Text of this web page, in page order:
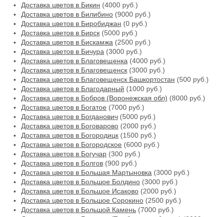
Доставка цветов в Бикин (4000 руб.)
Доставка цветов в Билибино (9000 руб.)
Доставка цветов в Биробиджан (0 руб.)
Доставка цветов в Бирск (5000 руб.)
Доставка цветов в Бискамжа (2500 руб.)
Доставка цветов в Бичура (3000 руб.)
Доставка цветов в Благовещенка (4000 руб.)
Доставка цветов в Благовещенск (3000 руб.)
Доставка цветов в Благовещенск Башкортостан (500 руб.)
Доставка цветов в Благодарный (1000 руб.)
Доставка цветов в Бобров (Воронежская обл) (8000 руб.)
Доставка цветов в Богатое (7000 руб.)
Доставка цветов в Богданович (5000 руб.)
Доставка цветов в Боговарово (2000 руб.)
Доставка цветов в Богородицк (1500 руб.)
Доставка цветов в Богородское (6000 руб.)
Доставка цветов в Богучар (300 руб.)
Доставка цветов в Болгов (900 руб.)
Доставка цветов в Большая Мартыновка (3000 руб.)
Доставка цветов в Большое Болдино (3000 руб.)
Доставка цветов в Большое Исаково (2000 руб.)
Доставка цветов в Большое Сорокино (2500 руб.)
Доставка цветов в Большой Камень (7000 руб.)